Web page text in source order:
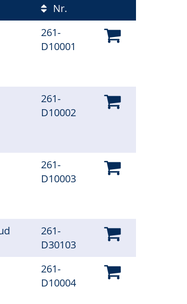
Nr.
261-
D10001
261-
D10002
261-
D10003
261-
D30103
261-
D10004